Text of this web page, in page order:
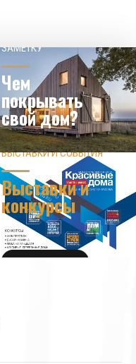
ЗАМЕТКУ
Чем
покрывать
свой дом?
УЗНАТЬ БОЛЬШЕ
ВЫСТАВКИ И СОБЫТИЯ
Выставки и
конкурсы
ПОЛУЧИТЬ БИЛЕТ